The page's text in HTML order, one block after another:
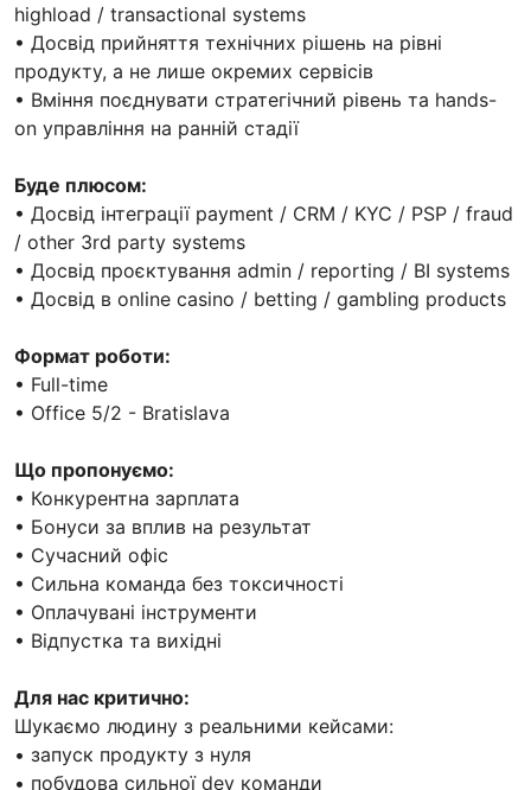
highload / transactional systems
• Досвід прийняття технічних рішень на рівні
продукту, а не лише окремих сервісів
• Вміння поєднувати стратегічний рівень та hands-
on управління на ранній стадії
Буде плюсом:
• Досвід інтеграції payment / CRM / KYC / PSP / fraud
/ other 3rd party systems
• Досвід проєктування admin / reporting / BI systems
• Досвід в online casino / betting / gambling products
Формат роботи:
• Full-time
• Office 5/2 - Bratislava
Що пропонуємо:
• Конкурентна зарплата
• Бонуси за вплив на результат
• Сучасний офіс
• Сильна команда без токсичності
• Оплачувані інструменти
• Відпустка та вихідні
Для нас критично:
Шукаємо людину з реальними кейсами:
• запуск продукту з нуля
• побудова сильної dev команди